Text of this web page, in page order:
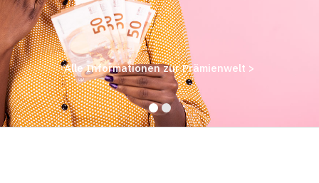
Alle Informationen zur Prämienwelt >